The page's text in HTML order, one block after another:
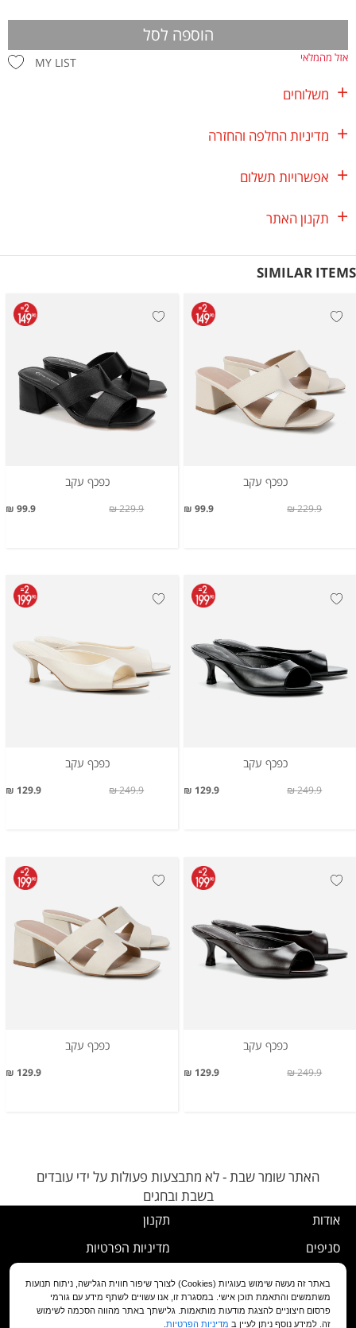
הוספה לסל
MY LIST אזל מהמלאי
משלוחים
מדיניות החלפה והחזרה
אפשרויות תשלום
תקנון האתר
SIMILAR ITEMS
כפכף עקב
99.9 ₪ 229.9 ₪
כפכף עקב
99.9 ₪ 229.9 ₪
כפכף עקב
129.9 ₪ 249.9 ₪
כפכף עקב
129.9 ₪ 249.9 ₪
כפכף עקב
129.9 ₪ 249.9 ₪
כפכף עקב
129.9 ₪
האתר שומר שבת - לא מתבצעות פעולות על ידי עובדים
בשבת ובחגים
אודות
סניפים
שירות לקוחות
תקנון
מדיניות הפרטיות
נוהל ביטול עסקה
מדיניות החלפה/החזרה/ביטול
באתר זה נעשה שימוש בעוגיות (Cookies) לצורך שיפור חווית הגלישה, ניתוח תנועות
משתמשים והתאמת תוכן אישי. במסגרת זו, אנו עשויים לשתף מידע עם גורמי
פרסום חיצוניים להצגת מודעות מותאמות. גלישתך באתר מהווה הסכמה לשימוש
זה. למידע נוסף ניתן לעיין ב מדיניות הפרטיות